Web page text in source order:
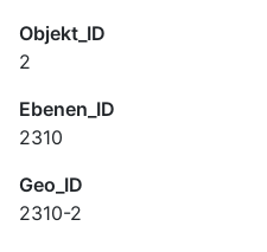
Objekt_ID
2
Ebenen_ID
2310
Geo_ID
2310-2